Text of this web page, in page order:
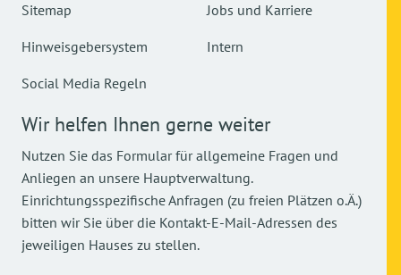
Sitemap
Hinweisgebersystem
Social Media Regeln
Jobs und Karriere
Intern
Wir helfen Ihnen gerne weiter
Nutzen Sie das Formular für allgemeine Fragen und
Anliegen an unsere Hauptverwaltung.
Einrichtungsspezifische Anfragen (zu freien Plätzen o.Ä.)
bitten wir Sie über die Kontakt-E-Mail-Adressen des
jeweiligen Hauses zu stellen.